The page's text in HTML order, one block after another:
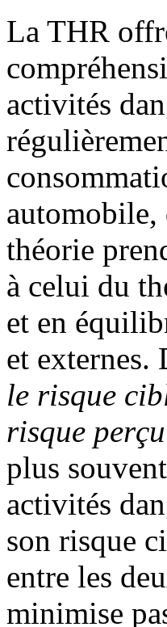
La THR
activités
automobile,
théorie
à celui du
et en
et externes.
le risque
risque perçu
plus
activités
son risque
entre les
minimise